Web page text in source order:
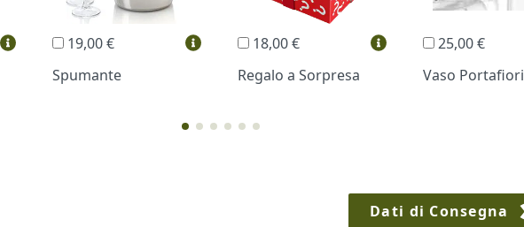
19,00 €
Spumante
18,00 €
Regalo a Sorpresa
25,00 €
Vaso Portafiori
Dati di Consegna